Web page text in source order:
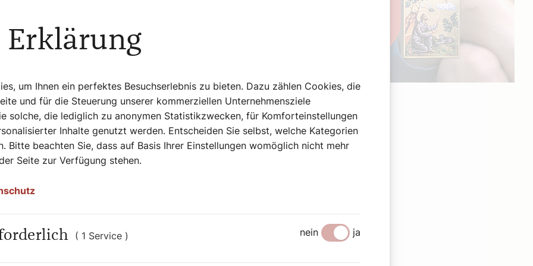
durchaus gut für den Menschen ist. „Was
„Das schöne an unserer Gesellschaft
- natürlich auch anderes herum.
für uns,
für die
Schlagobers
mit frischen Beeren zubereitet und das
gegeben. Ein Tipp: Am besten mit ganz
Werbung
Erklärung
um Ihnen ein perfektes Besuchserlebnis zu bieten. Dazu zählen Cookies, die
und für die Steuerung unserer kommerziellen Unternehmensziele
solche, die lediglich zu anonymen Statistikzwecken, für Komforteinstellungen
Inhalte genutzt werden. Entscheiden Sie selbst, welche Kategorien
Bitte beachten Sie, dass auf Basis Ihrer Einstellungen womöglich nicht mehr
Seite zur Verfügung stehen.
( 1 Service ) nein ja